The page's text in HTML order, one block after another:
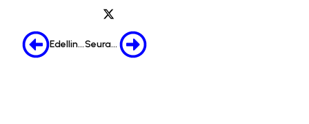
Edellinen Seuraava